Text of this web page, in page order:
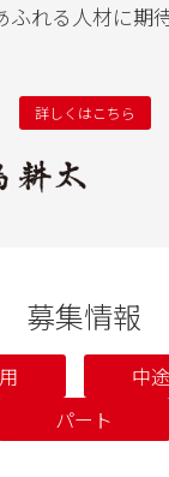
ふれる人材に期
詳しくはこちら
募集情報
中
パート